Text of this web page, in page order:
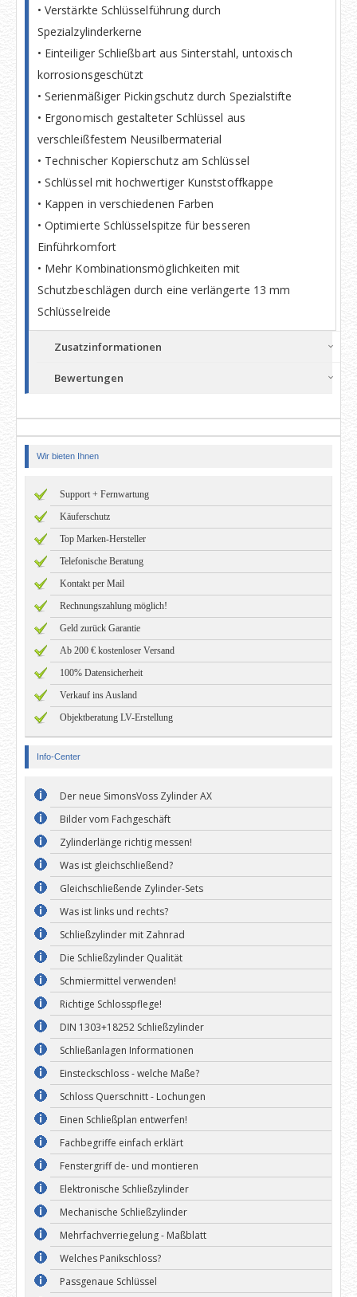
• Verstärkte Schlüsselführung durch
Spezialzylinderkerne
• Einteiliger Schließbart aus Sinterstahl, untoxisch
korrosionsgeschützt
• Serienmäßiger Pickingschutz durch Spezialstifte
• Ergonomisch gestalteter Schlüssel aus
verschleißfestem Neusilbermaterial
• Technischer Kopierschutz am Schlüssel
• Schlüssel mit hochwertiger Kunststoffkappe
• Kappen in verschiedenen Farben
• Optimierte Schlüsselspitze für besseren
Einführkomfort
• Mehr Kombinationsmöglichkeiten mit
Schutzbeschlägen durch eine verlängerte 13 mm
Schlüsselreide
Zusatzinformationen
Bewertungen
Wir bieten Ihnen
Support + Fernwartung
Käuferschutz
Top Marken-Hersteller
Telefonische Beratung
Kontakt per Mail
Rechnungszahlung möglich!
Geld zurück Garantie
Ab 200 € kostenloser Versand
100% Datensicherheit
Verkauf ins Ausland
Objektberatung LV-Erstellung
Info-Center
Der neue SimonsVoss Zylinder AX
Bilder vom Fachgeschäft
Zylinderlänge richtig messen!
Was ist gleichschließend?
Gleichschließende Zylinder-Sets
Was ist links und rechts?
Schließzylinder mit Zahnrad
Die Schließzylinder Qualität
Schmiermittel verwenden!
Richtige Schlosspflege!
DIN 1303+18252 Schließzylinder
Schließanlagen Informationen
Einsteckschloss - welche Maße?
Schloss Querschnitt - Lochungen
Einen Schließplan entwerfen!
Fachbegriffe einfach erklärt
Fenstergriff de- und montieren
Elektronische Schließzylinder
Mechanische Schließzylinder
Mehrfachverriegelung - Maßblatt
Welches Panikschloss?
Passgenaue Schlüssel